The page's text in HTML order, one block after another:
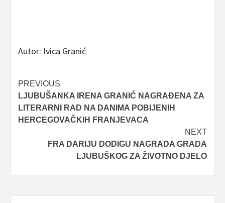
Autor: Ivica Granić
Post
navigation
PREVIOUS
LJUBUŠANKA IRENA GRANIĆ NAGRAĐENA ZA
LITERARNI RAD NA DANIMA POBIJENIH
HERCEGOVAČKIH FRANJEVACA
NEXT
FRA DARIJU DODIGU NAGRADA GRADA
LJUBUŠKOG ZA ŽIVOTNO DJELO